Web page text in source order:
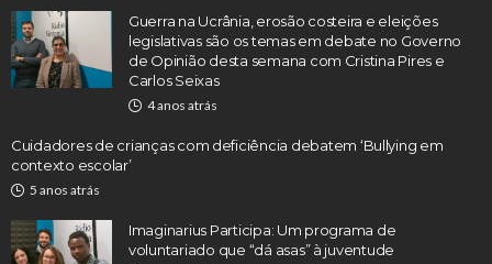
Guerra na Ucrânia, erosão costeira e eleições
legislativas são os temas em debate no Governo
de Opinião desta semana com Cristina Pires e
Carlos Seixas
4 anos atrás
Cuidadores de crianças com deficiência debatem ‘Bullying em
contexto escolar’
5 anos atrás
Imaginarius Participa: Um programa de
voluntariado que “dá asas” à juventude